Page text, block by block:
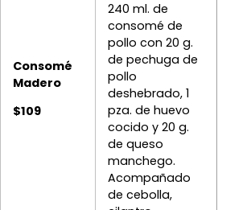
Consomé
Madero
$109
240 ml. de
consomé de
pollo con 20 g.
de pechuga de
pollo
deshebrado, 1
pza. de huevo
cocido y 20 g.
de queso
manchego.
Acompañado
de cebolla,